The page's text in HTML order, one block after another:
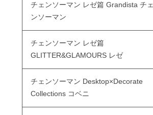
チェンソーマン レゼ篇 Grandista チェ
ンソーマン
チェンソーマン レゼ篇
GLITTER&GLAMOURS レゼ
チェンソーマン Desktop×Decorate
Collections コベニ